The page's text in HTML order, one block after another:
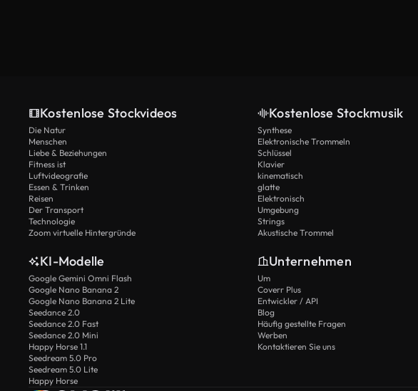
Kostenlose Stockvideos
Die Natur
Menschen
Liebe & Beziehungen
Fitness ist
Luftvideografie
Essen & Trinken
Reisen
Der Transport
Technologie
Zoom virtuelle Hintergründe
Kostenlose Stockmusik
Synthese
Elektronische Trommeln
Schlüssel
Klavier
kinematisch
glatte
Elektronisch
Umgebung
Strings
Akustische Trommel
KI-Modelle
Google Gemini Omni Flash
Google Nano Banana 2
Google Nano Banana 2 Lite
Seedance 2.0
Seedance 2.0 Fast
Seedance 2.0 Mini
Happy Horse 1.1
Seedream 5.0 Pro
Seedream 5.0 Lite
Happy Horse
Unternehmen
Um
Coverr Plus
Entwickler / API
Blog
Häufig gestellte Fragen
Werben
Kontaktieren Sie uns